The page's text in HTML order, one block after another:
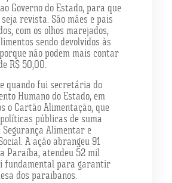
Governo do Estado, para que
revista. São mães e pais
com os olhos marejados,
sendo devolvidos às
não podem mais contar
R$ 50,00.
quando fui secretária do
Humano do Estado, em
o Cartão Alimentação, que
públicas de suma
Alimentar e
A ação abrangeu 91
Paraíba, atendeu 52 mil
fundamental para garantir
dos paraibanos.